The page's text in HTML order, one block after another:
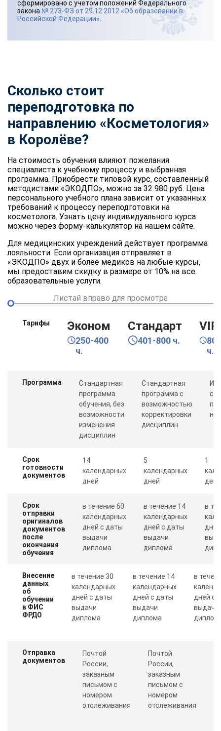
сформировано с учетом положений Федерального
закона № 273-ФЗ от 29.12.2012 «Об образовании в
Российской Федерации»
Сколько стоит
переподготовка по
направлению «Косметология»
в Королёве?
На стоимость обучения влияют пожелания
специалиста к учебному процессу и выбранная
программа. Приобрести типовой курс, составленный
методистами «ЭКОДПО», можно за 32 980 руб. Цена
персонального учебного плана зависит от указанных
требований к процессу переподготовки на
косметолога. Узнать цену индивидуального курса
можно через форму-калькулятор на нашем сайте.
Для медицинских учреждений действует программа
лояльности. Если организация отправляет в
«ЭКОДПО» двух и более медиков на любые курсы,
мы предоставим скидку в размере от 10% на все
образовательные услуги.
Листай вправо для просмотра
Тарифы Эконом
250-400
ч.
Стандарт
401-800 ч.
VIP
ч.
Программа
Стандартная
программа
обучения, без
возможности
изменения
дисциплин
Стандартная
программа с
возможностью
корректировки
дисциплин
Срок
готовности
документов
14
календарных
дней
5
календарных
дней
1
день
Срок
отправки
оригиналов
документов
после
окончания
обучения
в течение 60
календарных
дней с даты
выдачи
диплома
в течение 14
календарных
дней с даты
выдачи
диплома
в
дня
Внесение
данных
об
обучении
в ФИС
ФРДО
в течение 30
календарных
дней с даты
выдачи
диплома
в течение 14
календарных
дней с даты
выдачи
диплома
в
дней с
выдачи
Отправка
документов
Почтой
России,
заказным
письмом с
номером
отслеживания
Почтой
России,
заказным
письмом с
номером
отслеживания